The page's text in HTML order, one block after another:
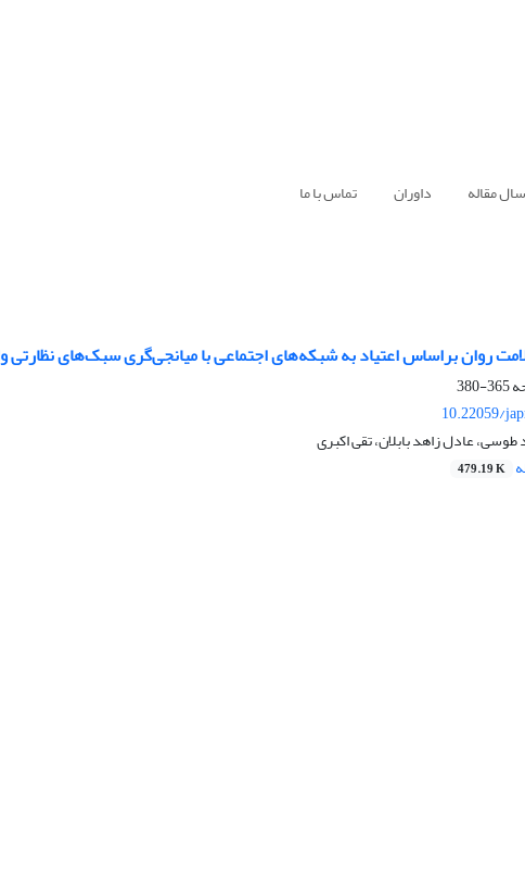
مقاله داوران
تماس با ما
روان براساس اعتیاد به شبکه‌های اجتماعی با میانجی‌گری سبک‌های
365-380
10.22059/
عادل زاهد بابلان، تقی اکبری
479.19 K